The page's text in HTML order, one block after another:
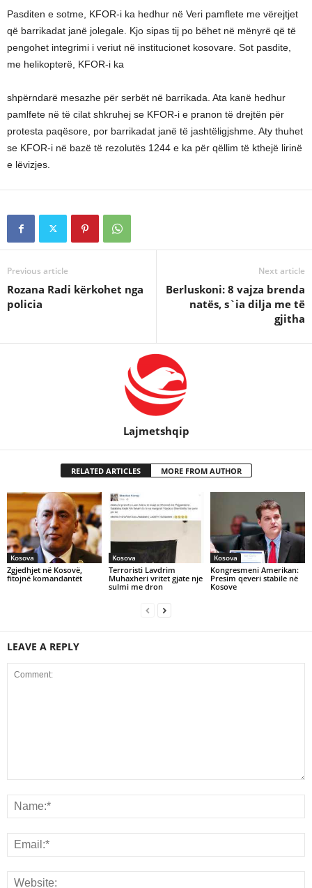
Pasditen e sotme, KFOR-i ka hedhur në Veri pamflete me vërejtjet
që barrikadat janë jolegale. Kjo sipas tij po bëhet në mënyrë që të
pengohet integrimi i veriut në institucionet kosovare. Sot pasdite,
me helikopterë, KFOR-i ka
shpërndarë mesazhe për serbët në barrikada. Ata kanë hedhur
pamlfete në të cilat shkruhej se KFOR-i e pranon të drejtën për
protesta paqësore, por barrikadat janë të jashtëligjshme. Aty thuhet
se KFOR-i në bazë të rezolutës 1244 e ka për qëllim të kthejë lirinë
e lëvizjes.
Previous article
Rozana Radi kërkohet nga
policia
Next article
Berluskoni: 8 vajza brenda
natës, s`ia dilja me të
gjitha
Lajmetshqip
RELATED ARTICLES MORE FROM AUTHOR
Kosova
Zgjedhjet në Kosovë,
fitojnë komandantët
Kosova
Terroristi Lavdrim
Muhaxheri vritet gjate nje
sulmi me dron
Kosova
Kongresmeni Amerikan:
Presim qeveri stabile në
Kosove
LEAVE A REPLY